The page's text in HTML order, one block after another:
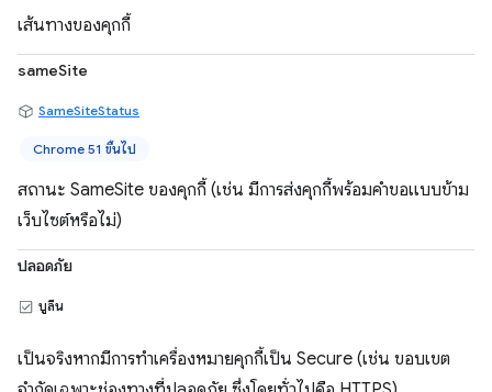
เส้นทางของคุกกี้
sameSite
SameSiteStatus
Chrome 51 ขึ้นไป
สถานะ SameSite ของคุกกี้ (เช่น มีการส่งคุกกี้พร้อมคำขอแบบข้าม
เว็บไซต์หรือไม่)
ปลอดภัย
บูลีน
เป็นจริงหากมีการทำเครื่องหมายคุกกี้เป็น Secure (เช่น ขอบเขต